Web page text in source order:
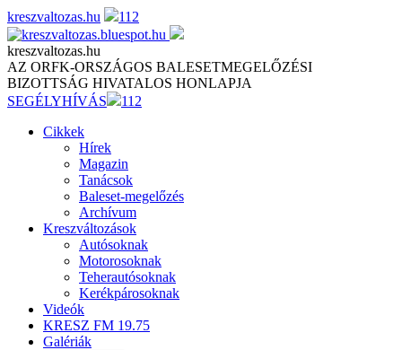
Skip
to
content
kreszvaltozas.hu 112
kreszvaltozas.hu
AZ ORFK-ORSZÁGOS BALESETMEGELŐZÉSI
BIZOTTSÁG HIVATALOS HONLAPJA
SEGÉLYHÍVÁS
112
Cikkek
Hírek
Magazin
Tanácsok
Baleset-megelőzés
Archívum
Kreszváltozások
Autósoknak
Motorosoknak
Teherautósoknak
Kerékpárosoknak
Videók
KRESZ FM 19.75
Galériák